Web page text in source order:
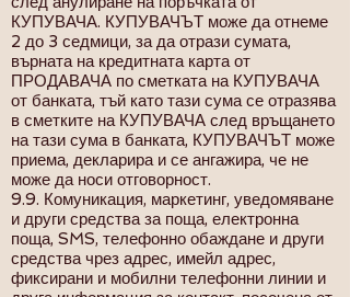
КУПУВАЧА. КУПУВАЧЪТ може да отнеме
2 до 3 седмици, за да отрази сумата,
върната на кредитната карта от
ПРОДАВАЧА по сметката на КУПУВАЧА
от банката, тъй като тази сума се отразява
в сметките на КУПУВАЧА след връщането
на тази сума в банката, КУПУВАЧЪТ може
приема, декларира и се ангажира, че не
може да носи отговорност.
9.9. Комуникация, маркетинг, уведомяване
и други средства за поща, електронна
поща, SMS, телефонно обаждане и други
средства чрез адрес, имейл адрес,
фиксирани и мобилни телефонни линии и